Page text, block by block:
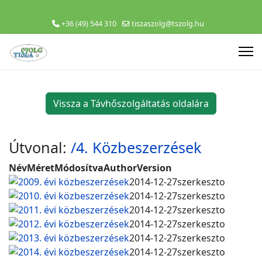
+36 (49) 544 310 tiszaszolg@tszolg.hu
Vissza a Távhőszolgáltatás oldalára
Útvonal: /4. Közbeszerzések
NévMéretMódosítvaAuthorVersion
2009. évi közbeszerzések2014-12-27szerkeszto
2010. évi közbeszerzések2014-12-27szerkeszto
2011. évi közbeszerzések2014-12-27szerkeszto
2012. évi közbeszerzések2014-12-27szerkeszto
2013. évi közbeszerzések2014-12-27szerkeszto
2014. évi közbeszerzések2014-12-27szerkeszto